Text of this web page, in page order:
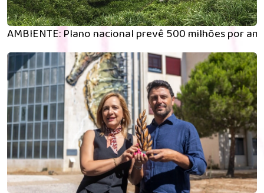
AMBIENTE: Plano nacional prevê 500 milhões por